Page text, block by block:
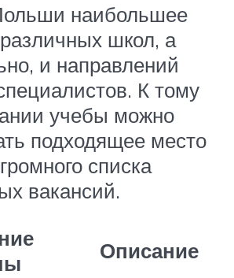
наибольшее
школ, а
и направлений
К тому
учебы можно
подходящее место
списка
вакансий.
Описание